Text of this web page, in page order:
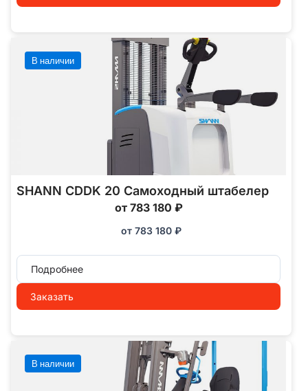
В наличии
SHANN CDDK 20 Самоходный штабелер
от 783 180 ₽
от 783 180 ₽
Подробнее
Заказать
В наличии